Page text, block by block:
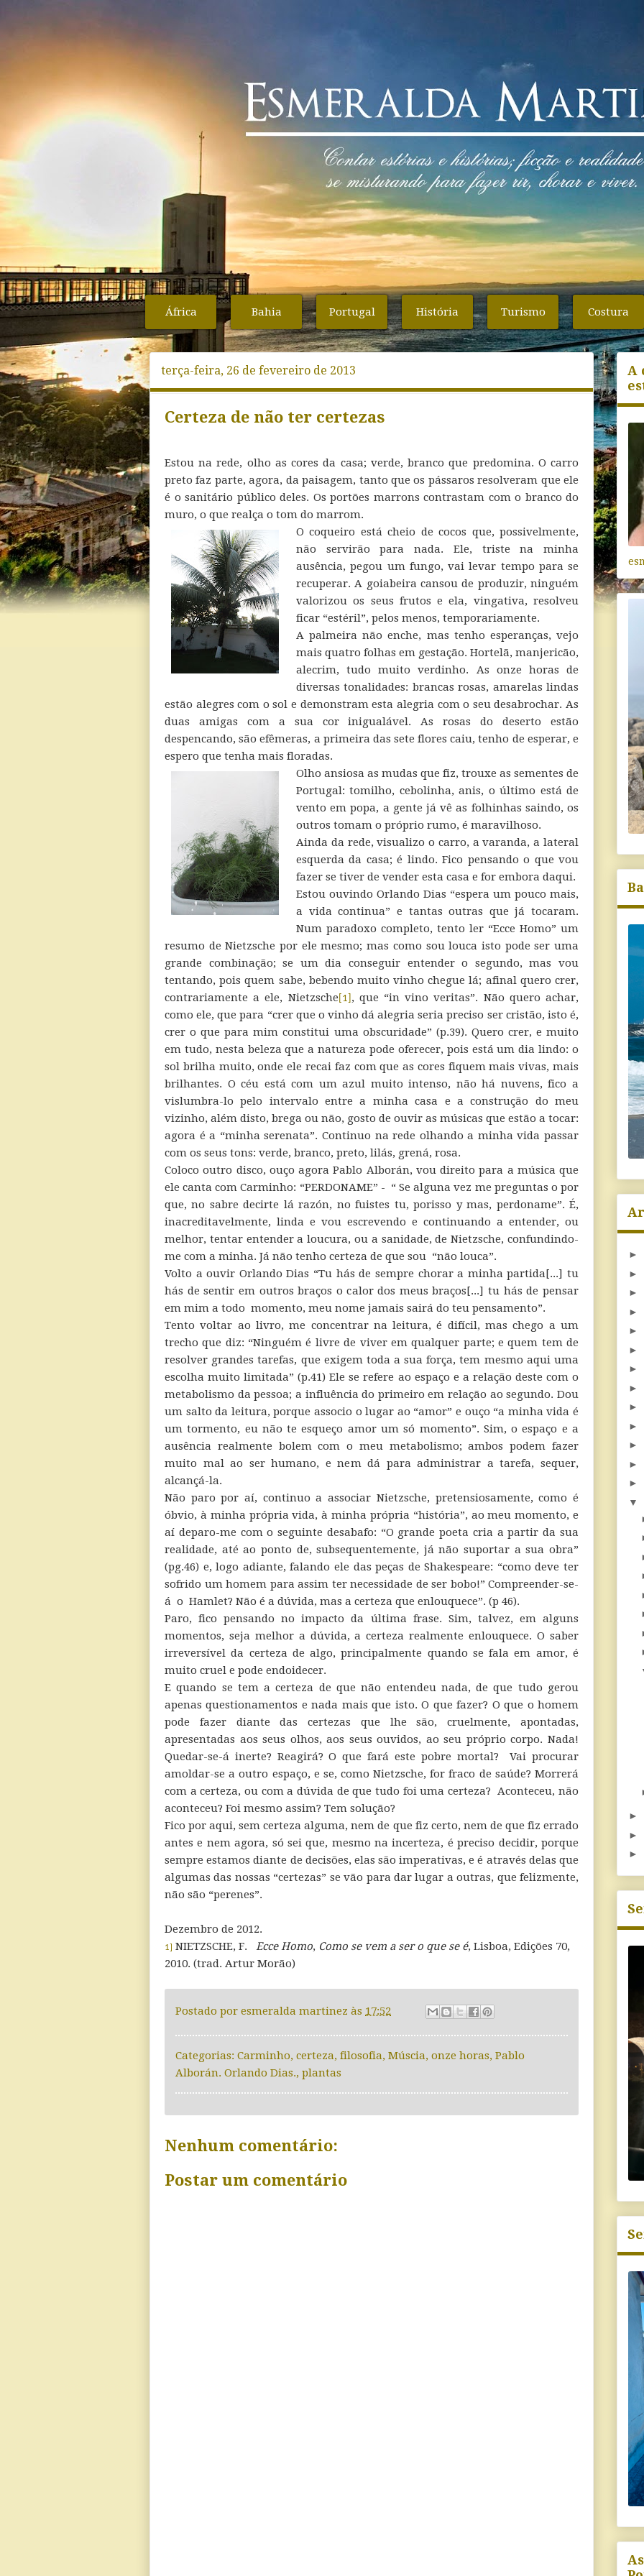
África Bahia Portugal História Turismo Costura
terça-feira, 26 de fevereiro de 2013
Certeza de não ter certezas
Estou na rede, olho as cores da casa; verde, branco que predomina. O carro
preto faz parte, agora, da paisagem, tanto que os pássaros resolveram que ele
é o sanitário público deles. Os portões marrons contrastam com o branco do
muro, o que realça o tom do marrom.
O coqueiro está cheio de cocos que, possivelmente,
não servirão para nada. Ele, triste na minha
ausência, pegou um fungo, vai levar tempo para se
recuperar. A goiabeira cansou de produzir, ninguém
valorizou os seus frutos e ela, vingativa, resolveu
ficar “estéril”, pelos menos, temporariamente.
A palmeira não enche, mas tenho esperanças, vejo
mais quatro folhas em gestação. Hortelã, manjericão,
alecrim, tudo muito verdinho. As onze horas de
diversas tonalidades: brancas rosas, amarelas lindas
estão alegres com o sol e demonstram esta alegria com o seu desabrochar. As
duas amigas com a sua cor inigualável. As rosas do deserto estão
despencando, são efêmeras, a primeira das sete flores caiu, tenho de esperar, e
espero que tenha mais floradas.
Olho ansiosa as mudas que fiz, trouxe as sementes de
Portugal: tomilho, cebolinha, anis, o último está de
vento em popa, a gente já vê as folhinhas saindo, os
outros tomam o próprio rumo, é maravilhoso.
Ainda da rede, visualizo o carro, a varanda, a lateral
esquerda da casa; é lindo. Fico pensando o que vou
fazer se tiver de vender esta casa e for embora daqui.
Estou ouvindo Orlando Dias “espera um pouco mais,
a vida continua” e tantas outras que já tocaram.
Num paradoxo completo, tento ler “Ecce Homo” um
resumo de Nietzsche por ele mesmo; mas como sou louca isto pode ser uma
grande combinação; se um dia conseguir entender o segundo, mas vou
tentando, pois quem sabe, bebendo muito vinho chegue lá; afinal quero crer,
contrariamente a ele, Nietzsche [1] , que “in vino veritas”. Não quero achar,
como ele, que para “crer que o vinho dá alegria seria preciso ser cristão, isto é,
crer o que para mim constitui uma obscuridade” (p.39). Quero crer, e muito
em tudo, nesta beleza que a natureza pode oferecer, pois está um dia lindo: o
sol brilha muito, onde ele recai faz com que as cores fiquem mais vivas, mais
brilhantes. O céu está com um azul muito intenso, não há nuvens, fico a
vislumbra-lo pelo intervalo entre a minha casa e a construção do meu
vizinho, além disto, brega ou não, gosto de ouvir as músicas que estão a tocar:
agora é a “minha serenata”. Continuo na rede olhando a minha vida passar
com os seus tons: verde, branco, preto, lilás, grená, rosa.
Coloco outro disco, ouço agora Pablo Alborán, vou direito para a música que
ele canta com Carminho: “PERDONAME” - “ Se alguna vez me preguntas o por
que, no sabre decirte lá razón, no fuistes tu, porisso y mas, perdoname”. É,
inacreditavelmente, linda e vou escrevendo e continuando a entender, ou
melhor, tentar entender a loucura, ou a sanidade, de Nietzsche, confundindo-
me com a minha. Já não tenho certeza de que sou “não louca”.
Volto a ouvir Orlando Dias “Tu hás de sempre chorar a minha partida[...] tu
hás de sentir em outros braços o calor dos meus braços[...] tu hás de pensar
em mim a todo momento, meu nome jamais sairá do teu pensamento”.
Tento voltar ao livro, me concentrar na leitura, é difícil, mas chego a um
trecho que diz: “Ninguém é livre de viver em qualquer parte; e quem tem de
resolver grandes tarefas, que exigem toda a sua força, tem mesmo aqui uma
escolha muito limitada” (p.41) Ele se refere ao espaço e a relação deste com o
metabolismo da pessoa; a influência do primeiro em relação ao segundo. Dou
um salto da leitura, porque associo o lugar ao “amor” e ouço “a minha vida é
um tormento, eu não te esqueço amor um só momento”. Sim, o espaço e a
ausência realmente bolem com o meu metabolismo; ambos podem fazer
muito mal ao ser humano, e nem dá para administrar a tarefa, sequer,
alcançá-la.
Não paro por aí, continuo a associar Nietzsche, pretensiosamente, como é
óbvio, à minha própria vida, à minha própria “história”, ao meu momento, e
aí deparo-me com o seguinte desabafo: “O grande poeta cria a partir da sua
realidade, até ao ponto de, subsequentemente, já não suportar a sua obra”
(pg.46) e, logo adiante, falando ele das peças de Shakespeare: “como deve ter
sofrido um homem para assim ter necessidade de ser bobo!” Compreender-se-
á o Hamlet? Não é a dúvida, mas a certeza que enlouquece”. (p 46).
Paro, fico pensando no impacto da última frase. Sim, talvez, em alguns
momentos, seja melhor a dúvida, a certeza realmente enlouquece. O saber
irreversível da certeza de algo, principalmente quando se fala em amor, é
muito cruel e pode endoidecer.
E quando se tem a certeza de que não entendeu nada, de que tudo gerou
apenas questionamentos e nada mais que isto. O que fazer? O que o homem
pode fazer diante das certezas que lhe são, cruelmente, apontadas,
apresentadas aos seus olhos, aos seus ouvidos, ao seu próprio corpo. Nada!
Quedar-se-á inerte? Reagirá? O que fará este pobre mortal? Vai procurar
amoldar-se a outro espaço, e se, como Nietzsche, for fraco de saúde? Morrerá
com a certeza, ou com a dúvida de que tudo foi uma certeza? Aconteceu, não
aconteceu? Foi mesmo assim? Tem solução?
Fico por aqui, sem certeza alguma, nem de que fiz certo, nem de que fiz errado
antes e nem agora, só sei que, mesmo na incerteza, é preciso decidir, porque
sempre estamos diante de decisões, elas são imperativas, e é através delas que
algumas das nossas “certezas” se vão para dar lugar a outras, que felizmente,
não são “perenes”.
Dezembro de 2012.
1] NIETZSCHE, F. Ecce Homo, Como se vem a ser o que se é, Lisboa, Edições 70,
2010. (trad. Artur Morão)
Postado por esmeralda martinez às 17:52
Categorias: Carminho, certeza, filosofia, Múscia, onze horas, Pablo
Alborán. Orlando Dias., plantas
Nenhum comentário:
Postar um comentário
A
►
►
►
►
►
►
►
►
►
►
►
►
►
▼
►
►
►